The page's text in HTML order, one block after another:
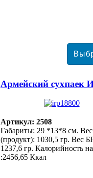
Армейский сухпаек
Артикул: 2508
Габариты: 29 *13*8 см.
(продукт): 1030,5 гр. Вес
1237,6 гр. Калорийность
:2456,65 Ккал